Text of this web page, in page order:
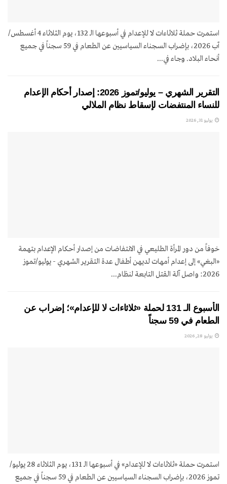
استمرت حملة ثلاثاءات لا للإعدام في أسبوعها الـ 132، يوم الثلاثاء 4 أغسطس/
آب 2026، بإضراب السجناء السياسيين عن الطعام في 59 سجناً في جميع
أنحاء البلاد. وجاء في...
التقرير الشهري – يوليو/تموز 2026: إصدار أحكام الإعدام
للنساء المنتفضات لإسقاط نظام الملالي
يوليو 31, 2026
خوفاً من دور المرأة الطليعي في الانتفاضات من إصدار أحكام الإعدام بتهمة
«البغي» إلى إعدام أمهات لديهن أطفال عدة التقرير الشهري - يوليو/تموز
2026: واصل آلة القتل التابعة لنظام...
الأسبوع الـ 131 لحملة «ثلاثاءات لا للإعدام»؛ إضراب عن
الطعام في 59 سجناً
يوليو 28, 2026
استمرت حملة «ثلاثاءات لا للإعدام» في أسبوعها الـ 131، يوم الثلاثاء 28 يوليو/
تموز 2026، بإضراب السجناء السياسيين عن الطعام في 59 سجناً في جميع